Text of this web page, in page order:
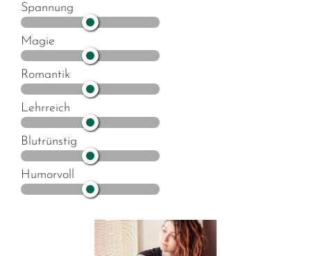
Spannung
Magie
Romantik
Lehrreich
Blutrünstig
Humorvoll